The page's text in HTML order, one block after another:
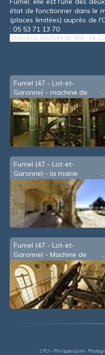
état de fonctionner dans le
(places limitées) auprès de
: 05 53 71 13 70
(source La Dépêche du Midi - 26-
Fumel (47 - Lot-et-
Garonne) - machine de
Watt - 5
Fumel (47 - Lot-et-
Garonne) - la mairie
Fumel (47 - Lot-et-
Garonne) - Machine de
Watt - 1
CPLI - Philippe Lainé -